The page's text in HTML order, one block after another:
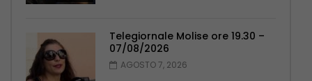
Telegiornale Molise ore 19.30 –
07/08/2026
AGOSTO 7, 2026